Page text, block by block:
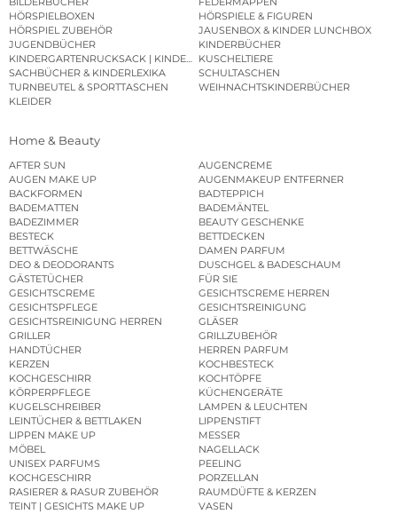
HÖRSPIELBOXEN
HÖRSPIELE & FIGUREN
HÖRSPIEL ZUBEHÖR
JAUSENBOX & KINDER LUNCHBOX
JUGENDBÜCHER
KINDERBÜCHER
KINDERGARTENRUCKSACK | KINDERGARTENBEUTEL
KUSCHELTIERE
SACHBÜCHER & KINDERLEXIKA
SCHULTASCHEN
TURNBEUTEL & SPORTTASCHEN
WEIHNACHTSKINDERBÜCHER
KLEIDER
Home & Beauty
AFTER SUN
AUGENCREME
AUGEN MAKE UP
AUGENMAKEUP ENTFERNER
BACKFORMEN
BADTEPPICH
BADEMATTEN
BADEMÄNTEL
BADEZIMMER
BEAUTY GESCHENKE
BESTECK
BETTDECKEN
BETTWÄSCHE
DAMEN PARFUM
DEO & DEODORANTS
DUSCHGEL & BADESCHAUM
GÄSTETÜCHER
FÜR SIE
GESICHTSCREME
GESICHTSCREME HERREN
GESICHTSPFLEGE
GESICHTSREINIGUNG
GESICHTSREINIGUNG HERREN
GLÄSER
GRILLER
GRILLZUBEHÖR
HANDTÜCHER
HERREN PARFUM
KERZEN
KOCHBESTECK
KOCHGESCHIRR
KOCHTÖPFE
KÖRPERPFLEGE
KÜCHENGERÄTE
KUGELSCHREIBER
LAMPEN & LEUCHTEN
LEINTÜCHER & BETTLAKEN
LIPPENSTIFT
LIPPEN MAKE UP
MESSER
MÖBEL
NAGELLACK
UNISEX PARFUMS
PEELING
KOCHGESCHIRR
PORZELLAN
RASIERER & RASUR ZUBEHÖR
RAUMDÜFTE & KERZEN
TEINT | GESICHTS MAKE UP
VASEN